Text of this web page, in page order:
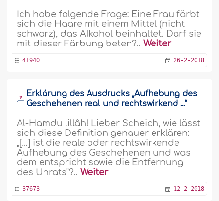
Ich habe folgende Frage: Eine Frau färbt
sich die Haare mit einem Mittel (nicht
schwarz), das Alkohol beinhaltet. Darf sie
mit dieser Färbung beten?..Weiter
41940 26-2-2018
Erklärung des Ausdrucks „Aufhebung des
Geschehenen real und rechtswirkend ...“
Al-Hamdu lillâh! Lieber Scheich, wie lässt
sich diese Definition genauer erklären:
„[…] ist die reale oder rechtswirkende
Aufhebung des Geschehenen und was
dem entspricht sowie die Entfernung
des Unrats"?..Weiter
37673 12-2-2018